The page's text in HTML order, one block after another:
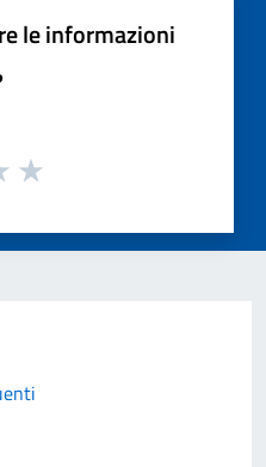
le informazioni